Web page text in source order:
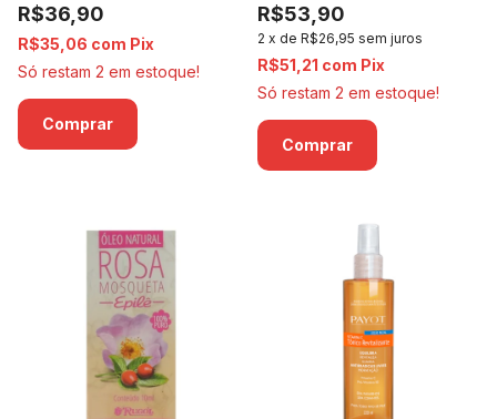
R$36,90
R$35,06 com Pix
Só restam 2 em estoque!
R$53,90
2 x de R$26,95 sem juros
R$51,21 com Pix
Só restam 2 em estoque!